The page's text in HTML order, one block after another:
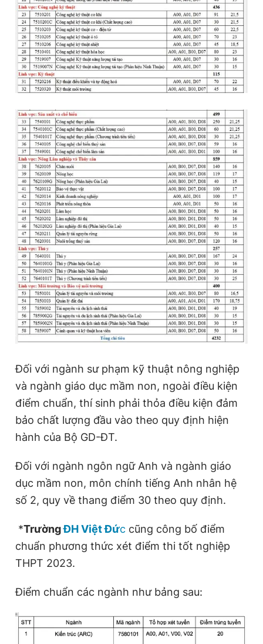
Đối với ngành sư phạm kỹ thuật nông nghiệp
và ngành giáo dục mầm non, ngoài điều kiện
điểm chuẩn, thí sinh phải thỏa điều kiện đảm
bảo chất lượng đầu vào theo quy định hiện
hành của Bộ GD-ĐT.
Đối với ngành ngôn ngữ Anh và ngành giáo
dục mầm non, môn chính tiếng Anh nhân hệ
số 2, quy về thang điểm 30 theo quy định.
*TrườngĐH Việt Đức cũng công bố điểm
chuẩn phương thức xét điểm thi tốt nghiệp
THPT 2023.
Điểm chuẩn các ngành như bảng sau: